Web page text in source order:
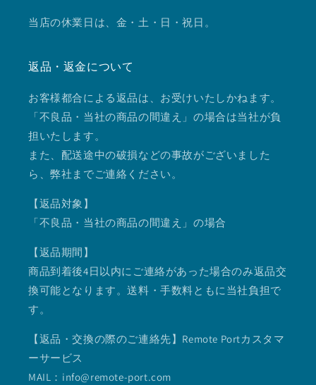
当店の休業日は、金・土・日・祝日。
返品・返金について
お客様都合による返品は、お受けいたしかねます。
「不良品・当社の商品の間違え」の場合は当社が負
担いたします。
また、配送途中の破損などの事故がございました
ら、弊社までご連絡ください。
【返品対象】
「不良品・当社の商品の間違え」の場合
【返品期間】
商品到着後4日以内にご連絡があった場合のみ返品交
換可能となります。送料・手数料ともに当社負担で
す。
【返品・交換の際のご連絡先】Remote Portカスタマ
ーサービス
MAIL：info@remote-port.com